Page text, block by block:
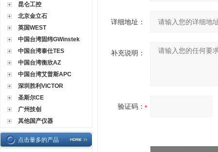
昆仑工控
北京金立石
英国WEST
中国台湾固纬GWinstek
中国台湾泰仕TES
中国台湾衡欣AZ
中国台湾艾普斯APC
深圳胜利VICTOR
圣斯尔CE
广州技创
其他国产仪器
点击量多的产品
详细地址：
补充说明：
验证码：